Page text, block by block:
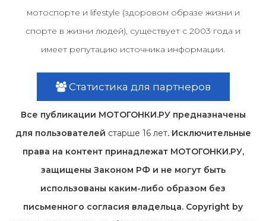
мотоспорте и lifestyle (здоровом образе жизни и
спорте в жизни людей), существует с 2003 года и
имеет репутацию источника информации.
Статистика для партнеров
Все публикации МОТОГОНКИ.РУ предназначены
для пользователей старше 16 лет. Исключительные
права на контент принадлежат МОТОГОНКИ.РУ,
защищены Законом РФ и не могут быть
использованы каким-либо образом без
письменного согласия владельца. Copyright by